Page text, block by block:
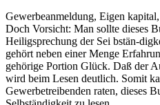
Gewerbeanmeldung, Eigen
Doch Vorsicht: Man sollte dieses
Heiligsprechung der Sei bstän-
gehört neben einer Menge
gehörige Portion Glück. Daß der
wird beim Lesen deutlich. Somit
Gewerbetreibenden raten, dieses